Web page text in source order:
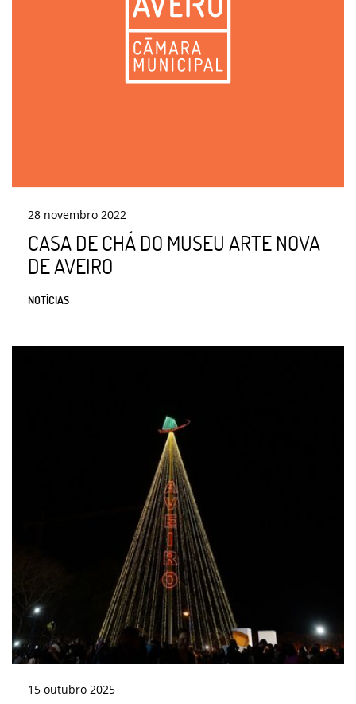
28 novembro 2022
CASA DE CHÁ DO MUSEU ARTE NOVA
DE AVEIRO
NOTÍCIAS
15 outubro 2025